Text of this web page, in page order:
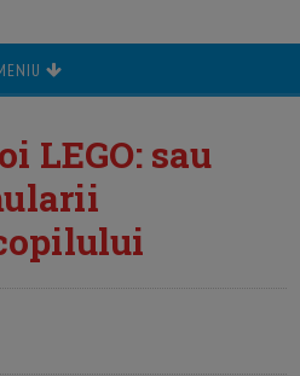
LEGO: sau